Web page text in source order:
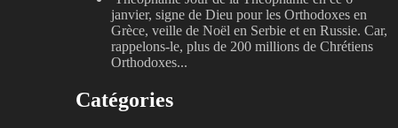
janvier, signe de Dieu pour les Orthodoxes en
Grèce, veille de Noël en Serbie et en Russie. Car,
rappelons-le, plus de 200 millions de Chrétiens
Orthodoxes...
Catégories